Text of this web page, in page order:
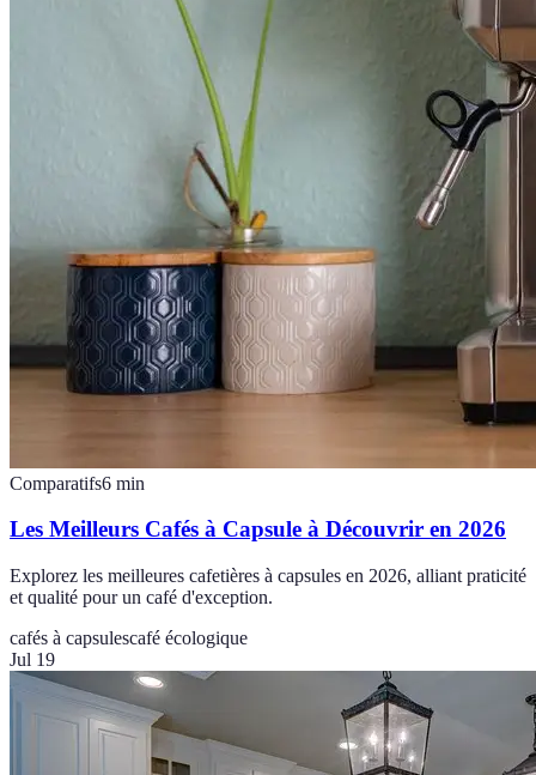
Comparatifs6 min
Les Meilleurs Cafés à Capsule à Découvrir en 2026
Explorez les meilleures cafetières à capsules en 2026, alliant praticité
et qualité pour un café d'exception.
cafés à capsulescafé écologique
Jul 19